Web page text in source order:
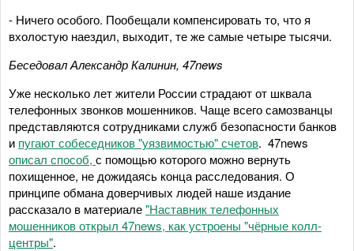
- Ничего особого. Пообещали компенсировать то, что я
вхолостую наездил, выходит, те же самые четыре тысячи.
Беседовал Александр Калинин, 47news
Уже несколько лет жители России страдают от шквала
телефонных звонков мошенников. Чаще всего самозванцы
представляются сотрудниками служб безопасности банков
и пугают собеседников "уязвимостью" счетов. 47news
описал способ, с помощью которого можно вернуть
похищенное, не дожидаясь конца расследования. О
принципе обмана доверчивых людей наше издание
рассказало в материале"Наставник телефонных
мошенников открыл 47news, как устроены "чёрные колл-
центры".